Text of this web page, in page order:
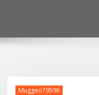
Muggeo79596